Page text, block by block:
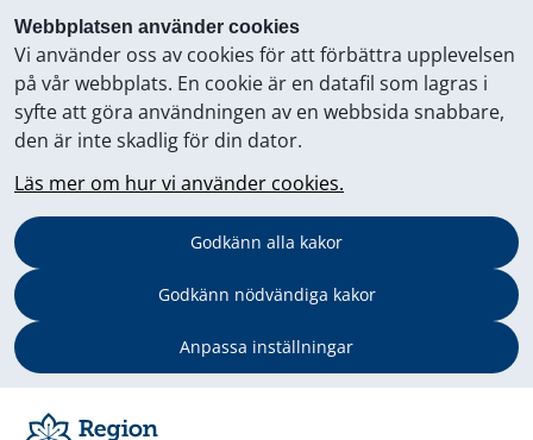
Webbplatsen använder cookies
Vi använder oss av cookies för att förbättra upplevelsen
på vår webbplats. En cookie är en datafil som lagras i
syfte att göra användningen av en webbsida snabbare,
den är inte skadlig för din dator.
Läs mer om hur vi använder cookies.
Godkänn alla kakor
Godkänn nödvändiga kakor
Anpassa inställningar